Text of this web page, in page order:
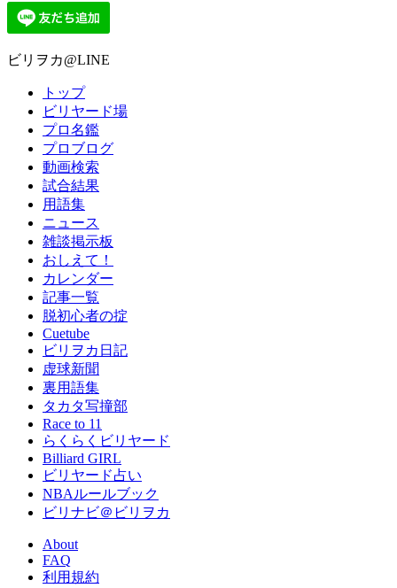
ビリヲカ@LINE
トップ
ビリヤード場
プロ名鑑
プロブログ
動画検索
試合結果
用語集
ニュース
雑談掲示板
おしえて！
カレンダー
記事一覧
脱初心者の掟
Cuetube
ビリヲカ日記
虚球新聞
裏用語集
タカタ写撞部
Race to 11
らくらくビリヤード
Billiard GIRL
ビリヤード占い
NBAルールブック
ビリナビ＠ビリヲカ
About
FAQ
利用規約